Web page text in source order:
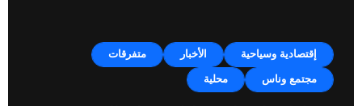
إقتصادية وسياحية الأخبار متفرقات
مجتمع وناس محلية